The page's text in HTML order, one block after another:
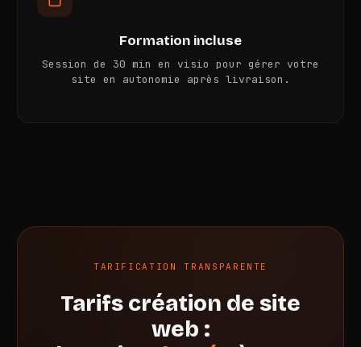
Formation incluse
Session de 30 min en visio pour gérer votre
site en autonomie après livraison.
TARIFICATION TRANSPARENTE
Tarifs création de site
web :